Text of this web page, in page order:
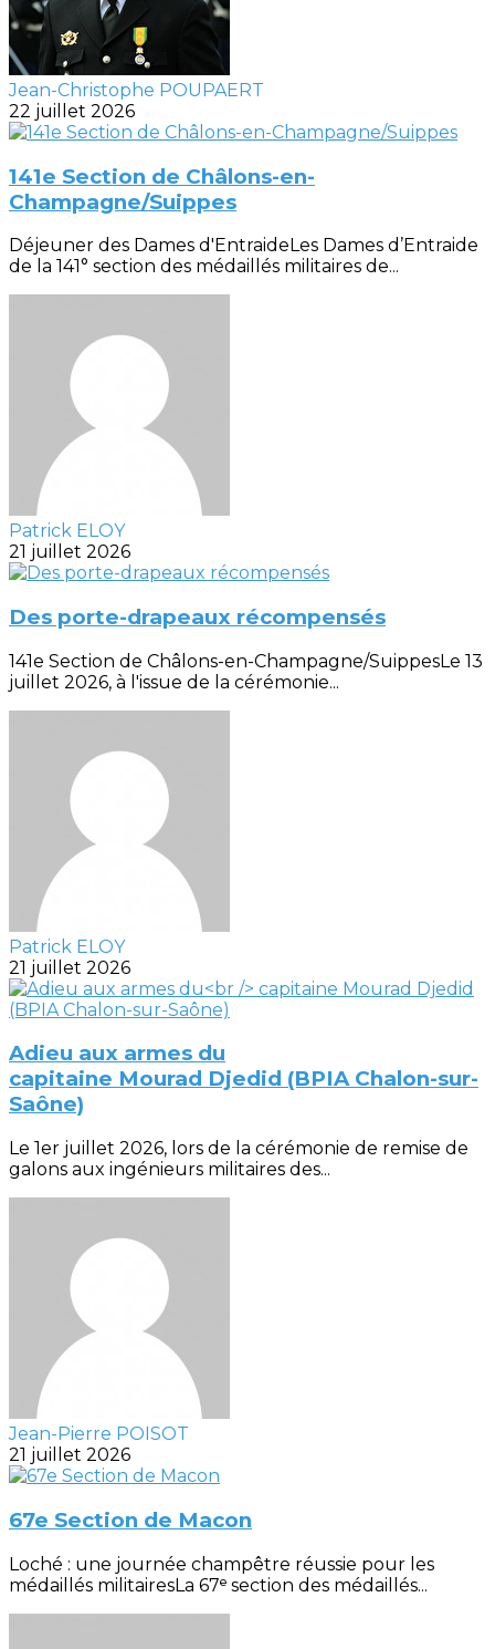
Jean-Christophe POUPAERT
22 juillet 2026
141e Section de Châlons-en-
Champagne/Suippes
Déjeuner des Dames d'EntraideLes Dames d’Entraide
de la 141° section des médaillés militaires de...
Patrick ELOY
21 juillet 2026
Des porte-drapeaux récompensés
141e Section de Châlons-en-Champagne/SuippesLe 13
juillet 2026, à l'issue de la cérémonie...
Patrick ELOY
21 juillet 2026
Adieu aux armes du
capitaine Mourad Djedid (BPIA Chalon-sur-
Saône)
Le 1er juillet 2026, lors de la cérémonie de remise de
galons aux ingénieurs militaires des...
Jean-Pierre POISOT
21 juillet 2026
67e Section de Macon
Loché : une journée champêtre réussie pour les
médaillés militairesLa 67ᵉ section des médaillés...